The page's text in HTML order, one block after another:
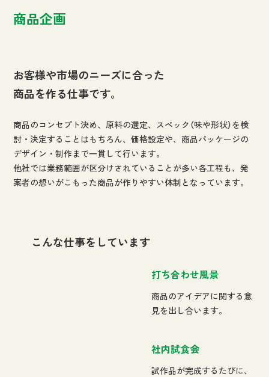
商品企画
お客様や市場のニーズに合った
商品を作る仕事です。
商品のコンセプト決め、原料の選定、スペック（味や形状）を検
討・決定することはもちろん、価格設定や、商品パッケージの
デザイン・制作まで一貫して行います。
他社では業務範囲が区分けされていることが多い各工程も、発
案者の想いがこもった商品が作りやすい体制となっています。
こんな仕事をしています
打ち合わせ風景
商品のアイデアに関する意
見を出し合います。
社内試食会
試作品が完成するたびに、